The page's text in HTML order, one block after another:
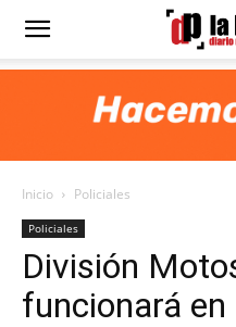
Diario
Portada
Inicio Policiales
Policiales
División
funcionará en